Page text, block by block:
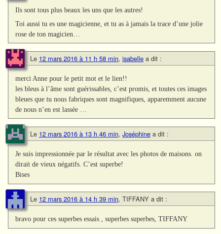
Ils sont tous plus beaux les uns que les autres!
Toi aussi tu es une magicienne, et tu as à jamais la trace d’une jolie
rose de ton magicien…
Le 12 mars 2016 à 11 h 58 min, isabelle a dit :
merci Anne pour le petit mot et le lien!!
les bleus à l’âme sont guérissables, c’est promis, et toutes ces images
bleues que tu nous fabriques sont magnifiques, apparemment aucune
de nous n’en est lassée …
Le 12 mars 2016 à 13 h 46 min, Joséphine a dit :
Je suis impressionnée par le résultat avec les photos de maisons. on
dirait de vieux négatifs. C’est superbe!
Bises
Le 12 mars 2016 à 14 h 39 min, TIFFANY a dit :
bravo pour ces superbes essais , superbes superbes, TIFFANY